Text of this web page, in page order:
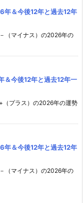
年＆今後12年と過去12年
（マイナス）の2026年の
＆今後12年と過去12年一
（プラス）の2026年の運勢
年＆今後12年と過去12年
（マイナス）の2026年の